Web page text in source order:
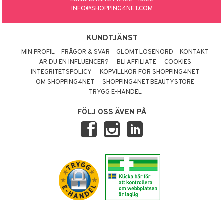
INFO@SHOPPING4NET.COM
KUNDTJÄNST
MIN PROFIL FRÅGOR & SVAR GLÖMT LÖSENORD
KONTAKT
ÄR DU EN INFLUENCER?
BLI AFFILIATE
COOKIES
INTEGRITETSPOLICY
KÖPVILLKOR FÖR SHOPPING4NET
OM SHOPPING4NET
SHOPPING4NET BEAUTYSTORE
TRYGG E-HANDEL
FÖLJ OSS ÄVEN PÅ